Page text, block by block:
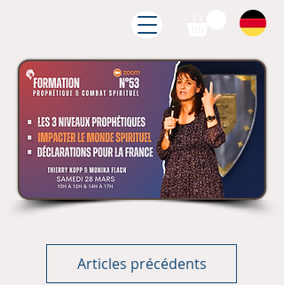
Articles précédents